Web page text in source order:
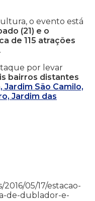
o evento está
(21) e o
de 115 atrações
.
por levar
bairros distantes
Jardim São Camilo,
Jardim das
05/17/estacao-
de-dublador-e-